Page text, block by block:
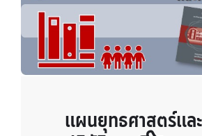
แผนยุทธศาสตร์แล